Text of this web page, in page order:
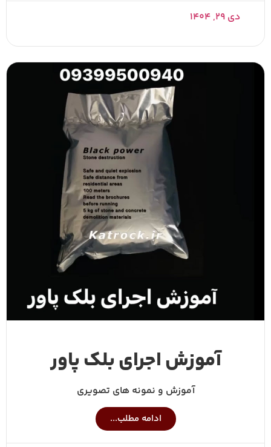
دی ۲۹, ۱۴۰۴
آموزش اجرای بلک پاور
آموزش و نمونه های تصویری
ادامه مطلب...